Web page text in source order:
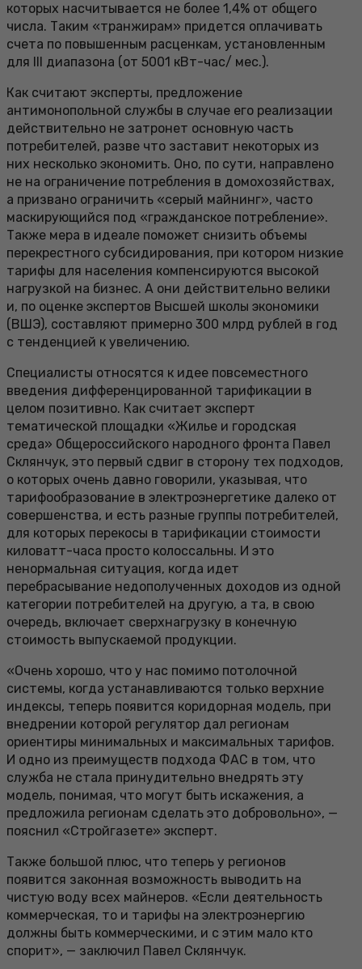
которых насчитывается не более 1,4% от общего
числа. Таким «транжирам» придется оплачивать
счета по повышенным расценкам, установленным
для III диапазона (от 5001 кВт-час/ мес.).
Как считают эксперты, предложение
антимонопольной службы в случае его реализации
действительно не затронет основную часть
потребителей, разве что заставит некоторых из
них несколько экономить. Оно, по сути, направлено
не на ограничение потребления в домохозяйствах,
а призвано ограничить «серый майнинг», часто
маскирующийся под «гражданское потребление».
Также мера в идеале поможет снизить объемы
перекрестного субсидирования, при котором низкие
тарифы для населения компенсируются высокой
нагрузкой на бизнес. А они действительно велики
и, по оценке экспертов Высшей школы экономики
(ВШЭ), составляют примерно 300 млрд рублей в год
с тенденцией к увеличению.
Специалисты относятся к идее повсеместного
введения дифференцированной тарификации в
целом позитивно. Как считает эксперт
тематической площадки «Жилье и городская
среда» Общероссийского народного фронта Павел
Склянчук, это первый сдвиг в сторону тех подходов,
о которых очень давно говорили, указывая, что
тарифообразование в электроэнергетике далеко от
совершенства, и есть разные группы потребителей,
для которых перекосы в тарификации стоимости
киловатт-часа просто колоссальны. И это
ненормальная ситуация, когда идет
перебрасывание недополученных доходов из одной
категории потребителей на другую, а та, в свою
очередь, включает сверхнагрузку в конечную
стоимость выпускаемой продукции.
«Очень хорошо, что у нас помимо потолочной
системы, когда устанавливаются только верхние
индексы, теперь появится коридорная модель, при
внедрении которой регулятор дал регионам
ориентиры минимальных и максимальных тарифов.
И одно из преимуществ подхода ФАС в том, что
служба не стала принудительно внедрять эту
модель, понимая, что могут быть искажения, а
предложила регионам сделать это добровольно», —
пояснил «Стройгазете» эксперт.
Также большой плюс, что теперь у регионов
появится законная возможность выводить на
чистую воду всех майнеров. «Если деятельность
коммерческая, то и тарифы на электроэнергию
должны быть коммерческими, и с этим мало кто
спорит», — заключил Павел Склянчук.